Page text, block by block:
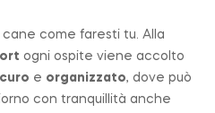
come faresti tu. Alla
ogni ospite viene accolto
e organizzato, dove può
con tranquillità anche